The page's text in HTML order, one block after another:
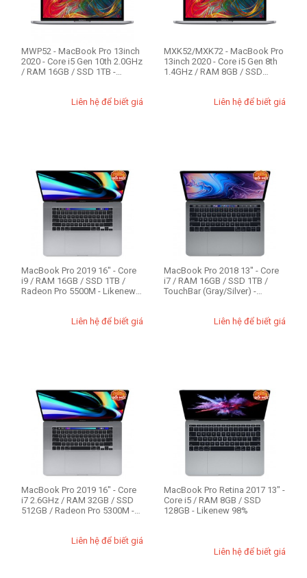
MWP52 - MacBook Pro 13inch
2020 - Core i5 Gen 10th 2.0GHz
/ RAM 16GB / SSD 1TB -
Liên hệ để biết giá
MXK52/MXK72 - MacBook Pro
13inch 2020 - Core i5 Gen 8th
1.4GHz / RAM 8GB / SSD
Liên hệ để biết giá
MacBook Pro 2019 16" - Core
i9 / RAM 16GB / SSD 1TB /
Radeon Pro 5500M - Likenew
Liên hệ để biết giá
MacBook Pro 2018 13" - Core
i7 / RAM 16GB / SSD 1TB /
TouchBar (Gray/Silver) -
Liên hệ để biết giá
MacBook Pro 2019 16" - Core
i7 2.6GHz / RAM 32GB / SSD
512GB / Radeon Pro 5300M -
Liên hệ để biết giá
MacBook Pro Retina 2017 13" -
Core i5 / RAM 8GB / SSD
128GB - Likenew 98%
Liên hệ để biết giá